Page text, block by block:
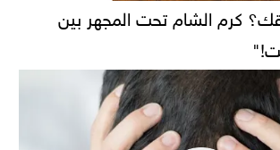
كرم الشام تحت المجهر بين